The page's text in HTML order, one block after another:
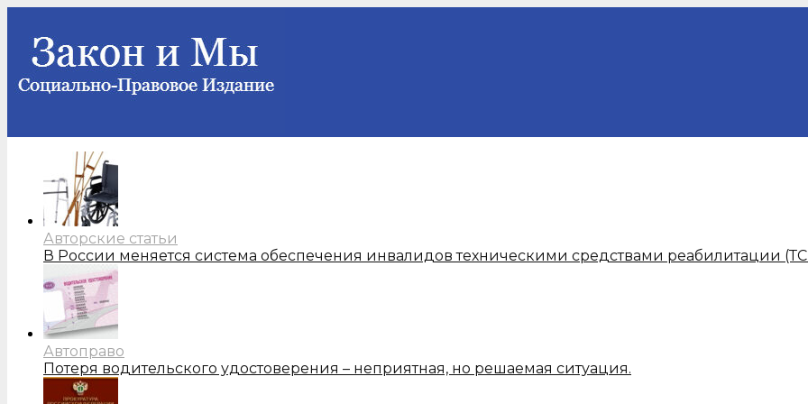
Авторские статьи
В России меняется система обеспечения инвалидов техническими средствами реабилитации
Автоправо
Потеря водительского удостоверения – неприятная, но решаемая ситуация.